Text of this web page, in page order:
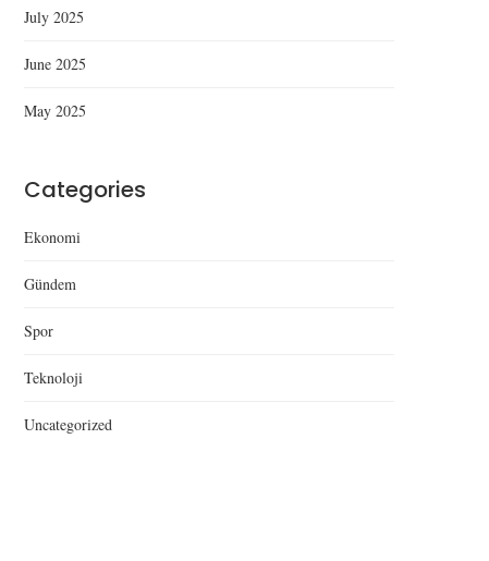
July 2025
June 2025
May 2025
Categories
Ekonomi
Gündem
Spor
Teknoloji
Uncategorized